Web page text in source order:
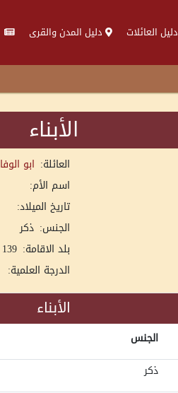
دليل العائلات دليل المدن والقرى
الأبناء
العائلة: ابو الوفا
اسم الأم:
تاريخ الميلاد:
الجنس: ذكر
بلد الاقامة: 139
الدرجة العلمية:
الأبناء
الجنس
ذكر